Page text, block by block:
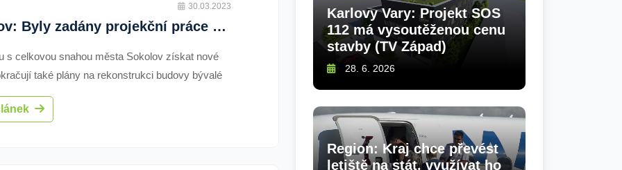
30.03.2023
Sokolov: Byly zadány projekční práce na bývalou Hygienu (TV Západ)
s celkovou snahou města Sokolov získat nové
také plány na rekonstrukci budovy bývalé
výběrovém řízení byla vybrána projekční
která za milion korun připraví projektovou
Karlovy Vary: Projekt SOS
112 má vysoutěženou cenu
stavby (TV Západ)
28. 6. 2026
Region: Kraj chce převést
letiště na stát, využívat ho